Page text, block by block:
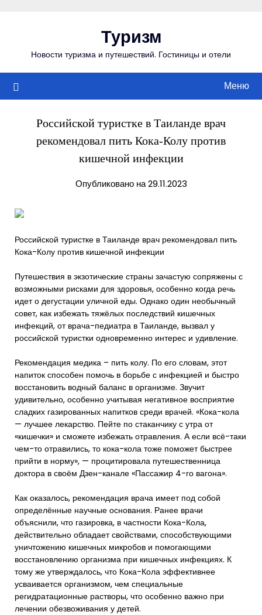
Туризм
Новости туризма и путешествий. Гостиницы и отели
Меню
Российской туристке в Таиланде врач
рекомендовал пить Кока-Колу против
кишечной инфекции
Опубликовано на 29.11.2023
Российской туристке в Таиланде врач рекомендовал пить
Кока-Колу против кишечной инфекции
Путешествия в экзотические страны зачастую сопряжены с
возможными рисками для здоровья, особенно когда речь
идет о дегустации уличной еды. Однако один необычный
совет, как избежать тяжёлых последствий кишечных
инфекций, от врача-педиатра в Таиланде, вызвал у
российской туристки одновременно интерес и удивление.
Рекомендация медика – пить колу. По его словам, этот
напиток способен помочь в борьбе с инфекцией и быстро
восстановить водный баланс в организме. Звучит
удивительно, особенно учитывая негативное восприятие
сладких газированных напитков среди врачей. «Кока-кола
— лучшее лекарство. Пейте по стаканчику с утра от
«кишечки» и сможете избежать отравления. А если всё-таки
чем-то отравились, то кока-кола тоже поможет быстрее
прийти в норму», — процитировала путешественница
доктора в своём Дзен-канале «Пассажир 4-го вагона».
Как оказалось, рекомендация врача имеет под собой
определённые научные основания. Ранее врачи
объяснили, что газировка, в частности Кока-Кола,
действительно обладает свойствами, способствующими
уничтожению кишечных микробов и помогающими
восстановлению организма при кишечных инфекциях. К
тому же утверждалось, что Кока-Кола эффективнее
усваивается организмом, чем специальные
регидратационные растворы, что особенно важно при
лечении обезвоживания у детей.